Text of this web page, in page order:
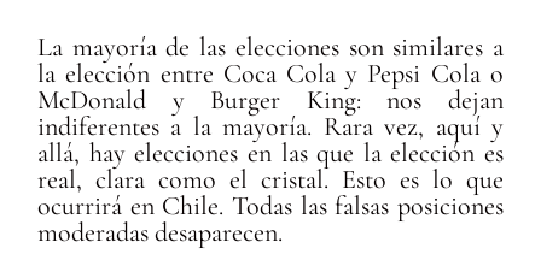
La mayoría de las elecciones son similares a
la elección entre Coca Cola y Pepsi Cola o
McDonald y Burger King: nos dejan
indiferentes a la mayoría. Rara vez, aquí y
allá, hay elecciones en las que la elección es
real, clara como el cristal. Esto es lo que
ocurrirá en Chile. Todas las falsas posiciones
moderadas desaparecen.